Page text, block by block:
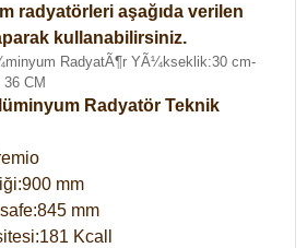
radyatörleri aşağıda verilen
kullanabilirsiniz.
Radyatör Teknik
mm
mm
Kcall